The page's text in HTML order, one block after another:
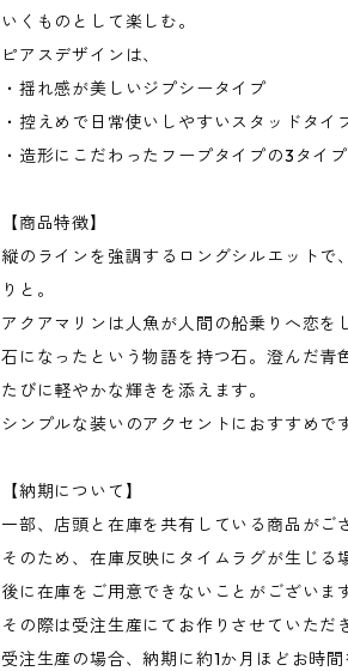
いくものとして楽しむ。
ピアスデザインは、
・揺れ感が美しいジプシータイプ
・控えめで日常使いしやすいスタッドタイ
・造形にこだわったフープタイプの3タイプ
【商品特徴】
縦のラインを強調するロングシルエットで
りと。
アクアマリンは人魚が人間の船乗りへ恋を
石になったという物語を持つ石。澄んだ青
たびに軽やかな輝きを添えます。
シンプルな装いのアクセントにおすすめで
【納期について】
一部、店頭と在庫を共有している商品がご
そのため、在庫反映にタイムラグが生じる
後に在庫をご用意できないことがございま
その際は受注生産にてお作りさせていただ
受注生産の場合、納期に約1か月ほどお時